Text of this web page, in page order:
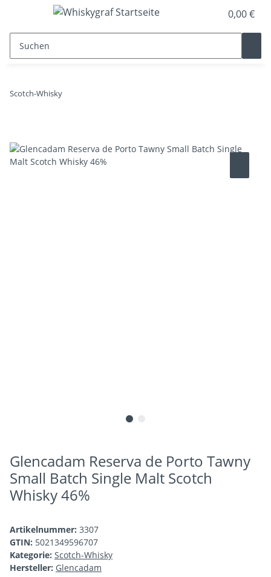
0,00 €
Scotch-Whisky
Glencadam Reserva de Porto Tawny
Small Batch Single Malt Scotch
Whisky 46%
Artikelnummer: 3307
GTIN: 5021349596707
Kategorie: Scotch-Whisky
Hersteller: Glencadam